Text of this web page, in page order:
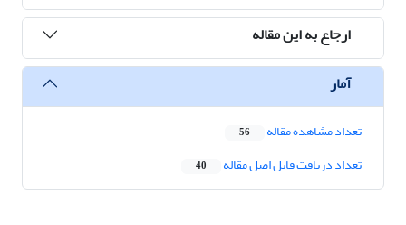
ارجاع به این مقاله
آمار
تعداد مشاهده مقاله 56
تعداد دریافت فایل اصل مقاله 40